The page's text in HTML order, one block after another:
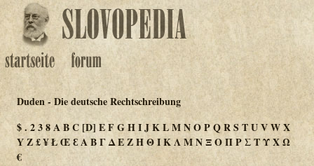
Duden - Die deutsche Rechtschreibung
$.238ABC [D] EFGHIJKLMNOPQRS TUVWX
YZ£¥ŁŒƐΑΒΓΔΕΖΗΘΙΚΛΜΝΞΟΠΡΣΤΥΧΩ
€